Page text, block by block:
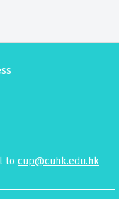
to cup@cuhk.edu.hk